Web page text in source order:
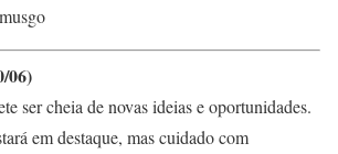
06)
ser cheia de novas ideias e oportunidades.
em destaque, mas cuidado com